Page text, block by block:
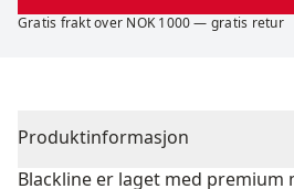
Gratis frakt over NOK 1000 — gratis retur
Produktinformasjon
Blackline er laget med premium